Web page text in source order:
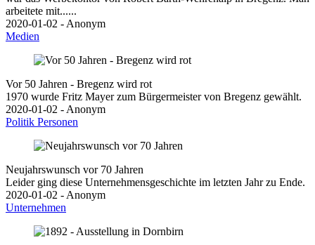
arbeitete mit......
2020-01-02 - Anonym
Medien
Vor 50 Jahren - Bregenz wird rot
1970 wurde Fritz Mayer zum Bürgermeister von Bregenz gewählt.
2020-01-02 - Anonym
Politik Personen
Neujahrswunsch vor 70 Jahren
Leider ging diese Unternehmensgeschichte im letzten Jahr zu Ende.
2020-01-02 - Anonym
Unternehmen